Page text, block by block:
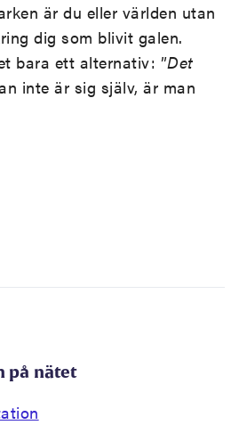
är du eller världen utan
dig som blivit galen.
bara ett alternativ: ”Det
inte är sig själv, är man
på nätet